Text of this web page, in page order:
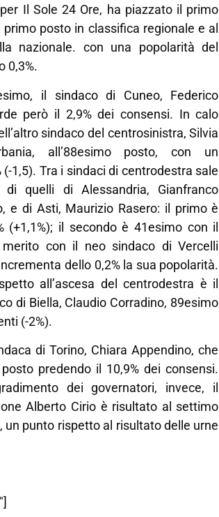
Il Sole 24 Ore, ha piazzato il primo
posto in classifica regionale e al
nazionale. con una popolarità del
0,3%.
il sindaco di Cuneo, Federico
però il 2,9% dei consensi. In calo
sindaco del centrosinistra, Silvia
all’88esimo posto, con un
1,5). Tra i sindaci di centrodestra sale
quelli di Alessandria, Gianfranco
e di Asti, Maurizio Rasero: il primo è
(+1,1%); il secondo è 41esimo con il
merito con il neo sindaco di Vercelli
dello 0,2% la sua popolarità.
all’ascesa del centrodestra è il
di Biella, Claudio Corradino, 89esimo
(-2%).
di Torino, Chiara Appendino, che
predendo il 10,9% dei consensi.
dei governatori, invece, il
Alberto Cirio è risultato al settimo
un punto rispetto al risultato delle urne